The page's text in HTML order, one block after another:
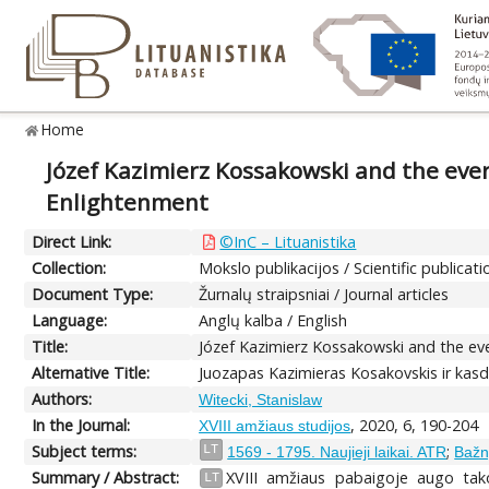
Home
Józef Kazimierz Kossakowski and the
Enlightenment
Direct Link:
©InC – Lituanistika
Collection:
Mokslo publikacijos / Scientific
Document Type:
Žurnalų straipsniai / Journal articles
Language:
Anglų kalba / English
Title:
Józef Kazimierz Kossakowski and the
Alternative Title:
Juozapas Kazimieras Kosakovskis ir
Authors:
Witecki, Stanislaw
In the Journal: XVIII amžiaus studijos, 2020, 6, 190-204
Subject terms:
LT 1569 - 1795. Naujieji laikai. ATR;
Summary / Abstract: LT XVIII amžiaus pabaigoje augo